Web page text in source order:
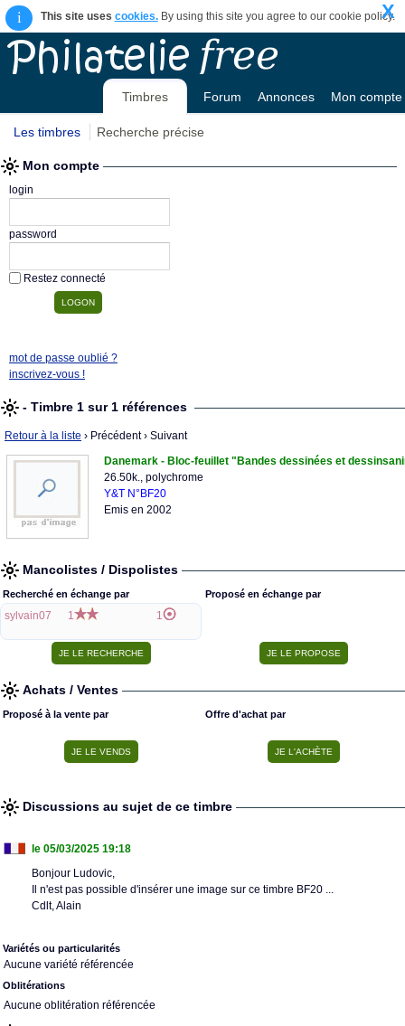
i This site uses cookies.By using this site you agree to our cookie policy.
X
Timbres Forum Annonces Mon compte
Les timbres Recherche précise
Mon compte
login
password
Restez connecté
mot de passe oublié ?
inscrivez-vous !
- Timbre 1 sur 1 références
Retour à la liste › Précédent› Suivant
Danemark - Bloc-feuillet "Bandes dessinées et
26.50k., polychrome
Y&T N°BF20
Emis en 2002
Mancolistes / Dispolistes
Recherché en échange par
sylvain07 1 1
Proposé en échange par
Achats / Ventes
Proposé à la vente par Offre d'achat par
Discussions au sujet de ce timbre
le 05/03/2025 19:18
Bonjour Ludovic,
Il n'est pas possible d'insérer une image sur ce timbre BF20 ...
Cdlt, Alain
Variétés ou particularités
Aucune variété référencée
Oblitérations
Aucune oblitération référencée